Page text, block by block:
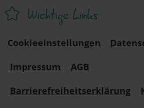
Wichtige Links
Cookieeinstellungen
Impressum
AGB
Barrierefreiheitserklärung